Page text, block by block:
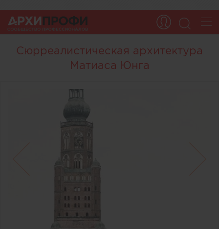
Сюрреалистическая архитектура
Матиаса Юнга